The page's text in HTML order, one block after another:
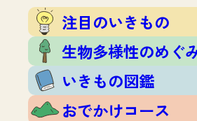
注目のいきもの
生物多様性のめぐみ
いきもの図鑑
おでかけコース
保全アクション
いきもの調査隊
調査レポート
調査レポートTOP
調査結果
マッチング
注目のいきもの
生物多様性のめぐ
いきもの図鑑
おでかけコース